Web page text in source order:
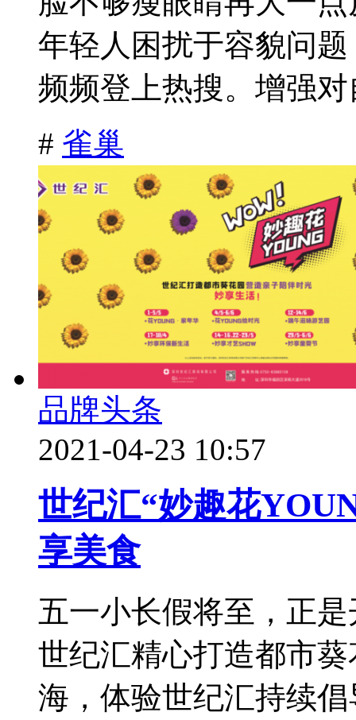
年轻人困扰于容貌问
频频登上热搜。增强对
# 雀巢
品牌头条
2021-04-23 10:57
世纪汇“妙趣花
享美食
五一小长假将至，正
世纪汇精心打造都市
海，体验世纪汇持续倡